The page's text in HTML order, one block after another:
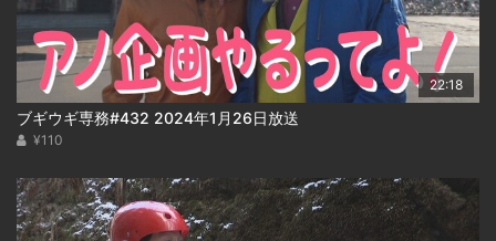
22:18
ブギウギ専務#432 2024年1月26日放送
¥110